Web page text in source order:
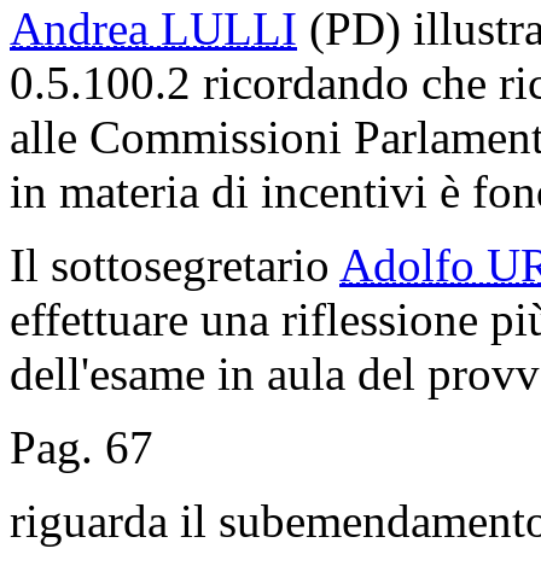
Andrea LULLI (PD)
0.5.100.2 ricordando che
alle Commissioni
in materia di incentivi è
Il sottosegretario Adolfo
effettuare una riflessione
dell'esame in aula del
Pag. 67
riguarda il